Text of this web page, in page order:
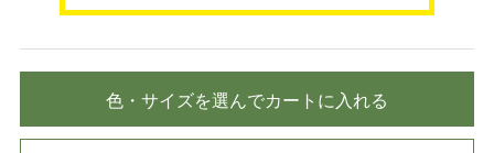
色・サイズを選んでカートに入れる